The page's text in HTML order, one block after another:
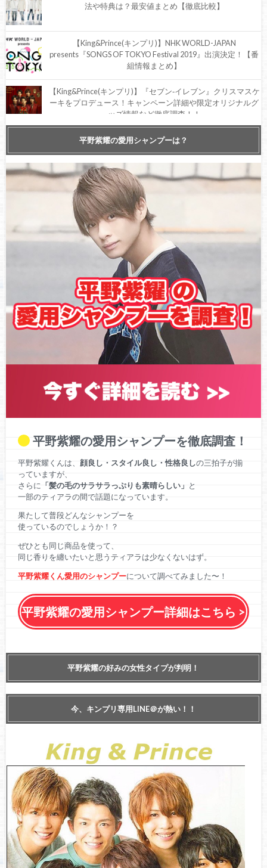
法や特典は？最安値まとめ【徹底比較】
【King&Prince(キンプリ)】NHK WORLD-JAPAN
presents『SONGS OF TOKYO Festival 2019』出演決定！【番
組情報まとめ】
【King&Prince(キンプリ)】『セブン‐イレブン』クリスマスケ
ーキをプロデュース！キャンペーン詳細や限定オリジナルグ
ッズ情報など徹底調査！！
キンプリ『RIDE ON TIME特別編 キセキ 〜King & Prince １年
間の軌跡〜』出演！
【発売決定】平野紫耀出演ドラマ『花のち晴れ〜花男 Next
Season〜』DVD予約方法！特典や最安値など調査！レンタル
開始日はいつ？
【フル動画】King&Prince（キンプリ）7月25日『2018FNSう
たの夏まつり』初出演 ！！
【感動シーン動画】平野紫耀ドラマ『花のち晴れ～花男 Next
Season～』出演！あらすじ、ロケ地など解説！
平野紫耀の愛用シャンプーは？
平野紫耀の愛用シャンプーを徹底調査！
平野紫耀くんは、 顔良し・スタイル良し・性格良しの三拍子が揃
っていますが、
さらに 「髪の毛のサラサラっぷりも素晴らしい」 と
一部のティアラの間で話題になっています。
果たして普段どんなシャンプーを
使っているのでしょうか！？
ぜひとも同じ商品を使って、
同じ香りを纏いたいと思うティアラは少なくないはず。
平野紫耀くん愛用のシャンプーについて調べてみました〜！
平野紫耀の愛用シャンプー詳細はこちら >
平野紫耀の好みの女性タイプが判明！
今、キンプリ専用LINE＠が熱い！！